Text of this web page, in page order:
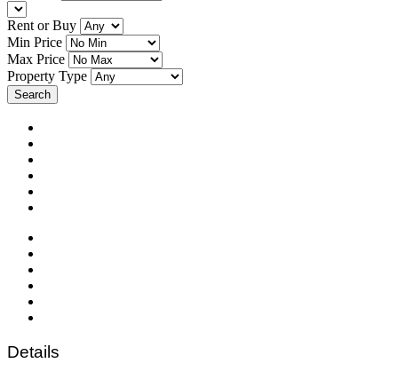
Rent or Buy
Min Price
Max Price
Property Type
Search
Details